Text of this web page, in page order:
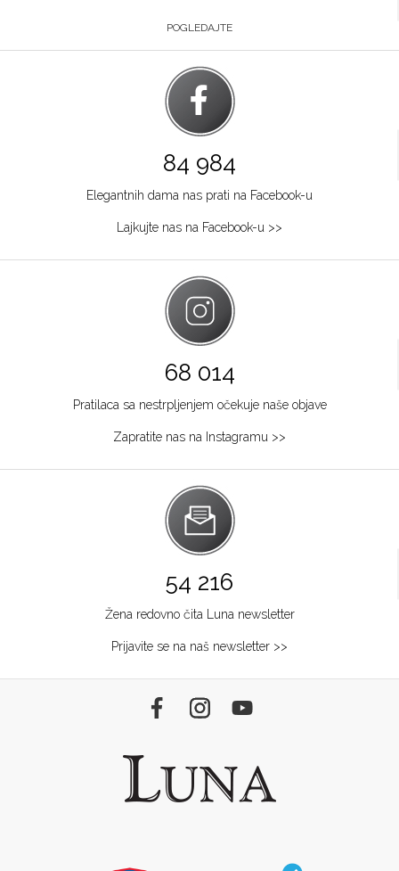
POGLEDAJTE
84 984
Elegantnih dama nas prati na Facebook-u
Lajkujte nas na Facebook-u >>
68 014
Pratilaca sa nestrpljenjem očekuje naše objave
Zapratite nas na Instagramu >>
54 216
Žena redovno čita Luna newsletter
Prijavite se na naš newsletter >>